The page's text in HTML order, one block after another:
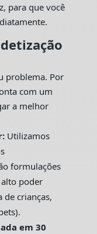
para que você
problema. Por
com um
a melhor
Utilizamos
formulações
poder
de crianças,
em 30